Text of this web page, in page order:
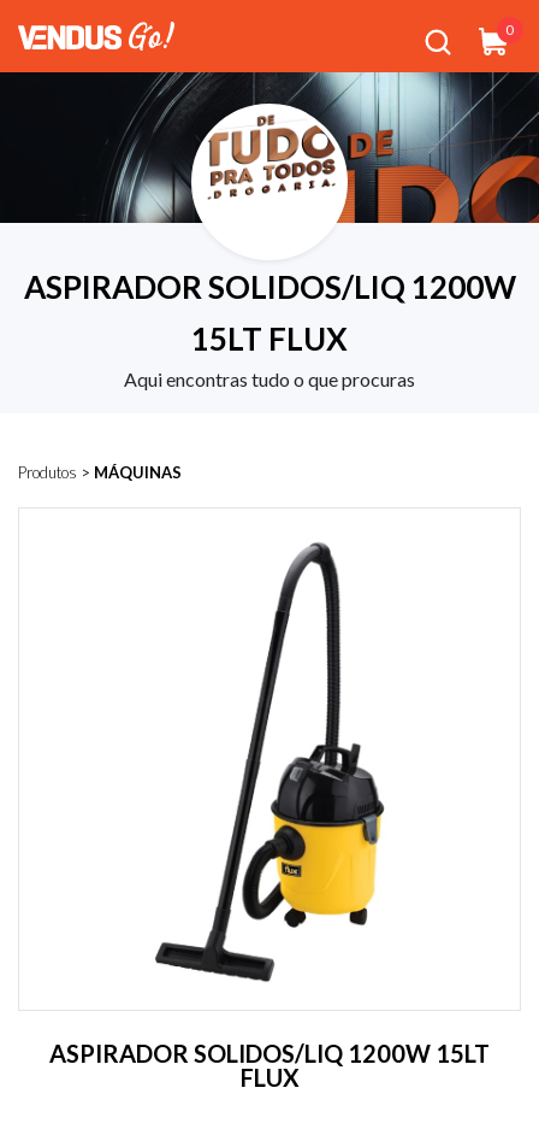
0
ASPIRADOR SOLIDOS/LIQ 1200W
15LT FLUX
Aqui encontras tudo o que procuras
Produtos > MÁQUINAS
ASPIRADOR SOLIDOS/LIQ 1200W 15LT
FLUX